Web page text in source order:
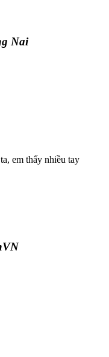
Nai
em thấy nhiều tay